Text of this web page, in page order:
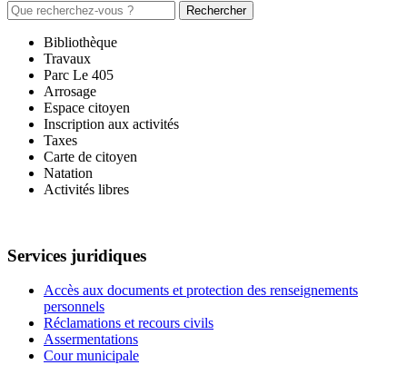
Rechercher
Bibliothèque
Travaux
Parc Le 405
Arrosage
Espace citoyen
Inscription aux activités
Taxes
Carte de citoyen
Natation
Activités libres
Services juridiques
Accès aux documents et protection des renseignements
personnels
Réclamations et recours civils
Assermentations
Cour municipale